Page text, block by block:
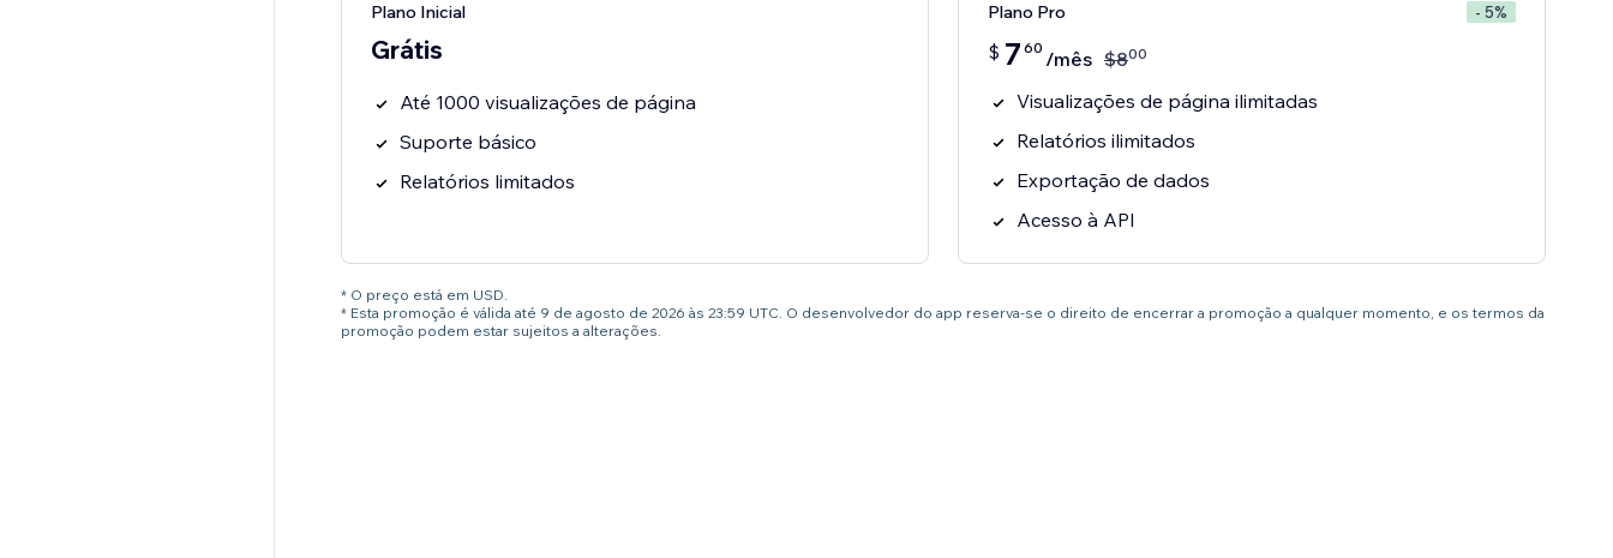
Plano Inicial
Grátis
Até 1000 visualizações de página
Suporte básico
Relatórios limitados
Plano Pro - 5%
$ 7 60 /mês $800
Visualizações de página ilimitadas
Relatórios ilimitados
Exportação de dados
Acesso à API
* O preço está em USD.
* Esta promoção é válida até 9 de agosto de 2026 às 23:59 UTC. O desenvolvedor do app reserva-se o direito de encerrar a promoção a qualquer momento, e os termos da
promoção podem estar sujeitos a alterações.